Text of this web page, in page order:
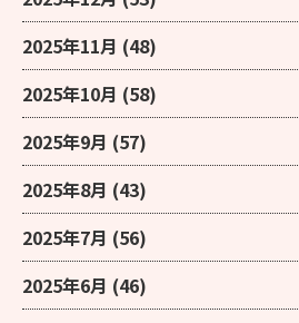
2025年11月 (48)
2025年10月 (58)
2025年9月 (57)
2025年8月 (43)
2025年7月 (56)
2025年6月 (46)